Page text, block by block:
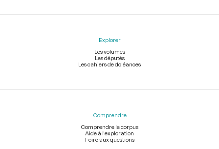
Explorer
Les volumes
Les députés
Les cahiers de doléances
Comprendre
Comprendre le corpus
Aide à l'exploration
Foire aux questions